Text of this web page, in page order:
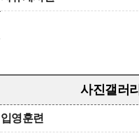
사진갤러리
입영훈련